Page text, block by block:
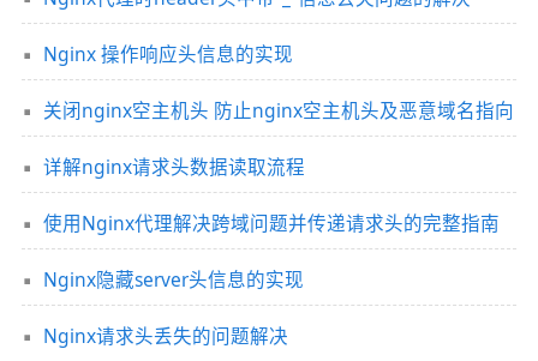
Nginx 操作响应头信息的实现
关闭nginx空主机头 防止nginx空主机头及恶意域名指向
详解nginx请求头数据读取流程
使用Nginx代理解决跨域问题并传递请求头的完整指南
Nginx隐藏server头信息的实现
Nginx请求头丢失的问题解决